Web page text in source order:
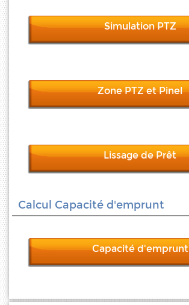
Simulation PTZ
Zone PTZ et Pinel
Lissage de Prêt
Calcul Capacité d'emprunt
Capacité d'emprunt